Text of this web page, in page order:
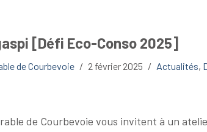
[Défi Eco-Conso 2025]
de Courbevoie 2 février 2025 Actualités,
de Courbevoie vous invitent à un